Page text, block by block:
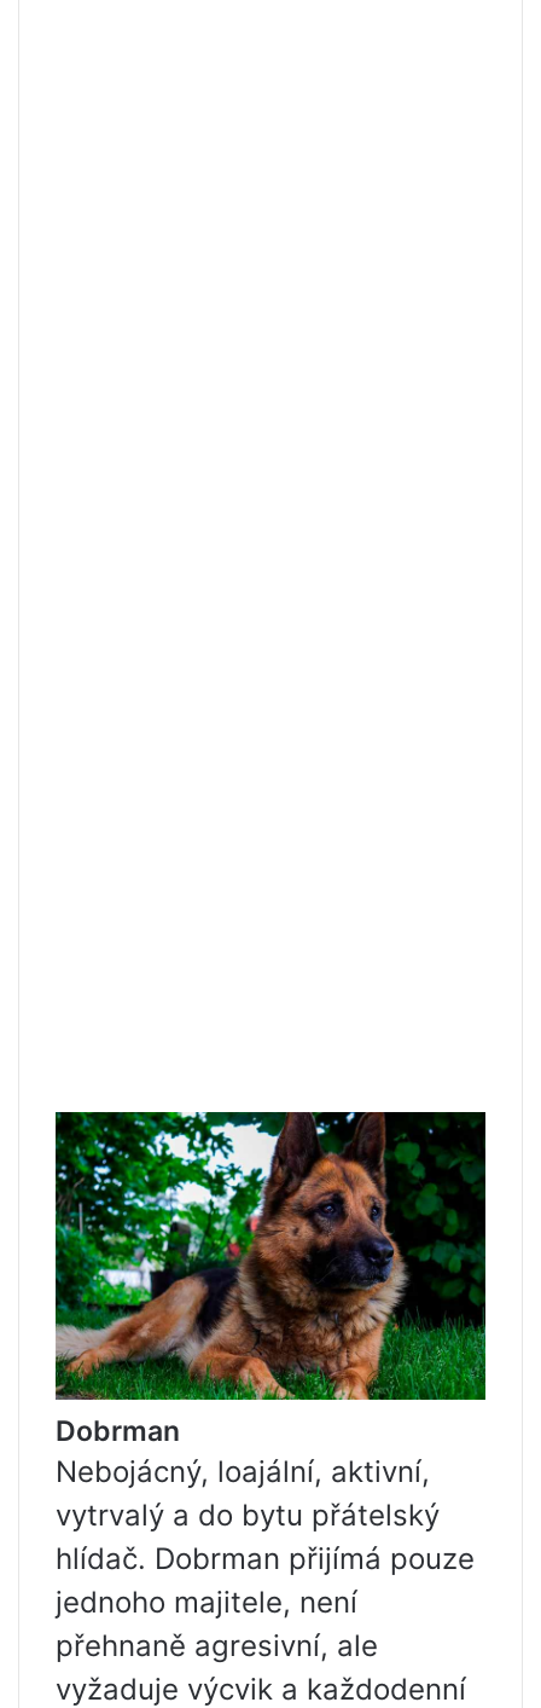
Dobrman
Nebojácný, loajální, aktivní,
vytrvalý a do bytu přátelský
hlídač. Dobrman přijímá pouze
jednoho majitele, není
přehnaně agresivní, ale
vyžaduje výcvik a každodenní